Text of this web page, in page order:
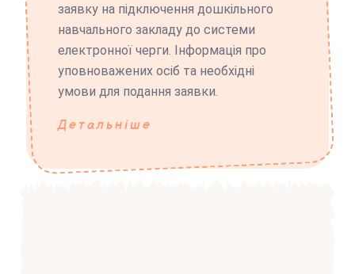
заявку на підключення дошкільного
навчального закладу до системи
електронної черги. Інформація про
уповноважених осіб та необхідні
умови для подання заявки.
Детальніше